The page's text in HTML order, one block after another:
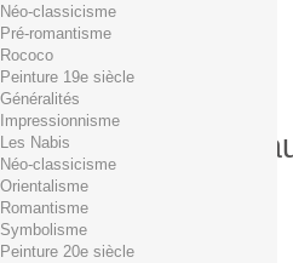
0,01€ dès 29€ d'achat
0,00 € Total
Commander
Produit ajouté
succès
Quantité
Total
Néo-classicisme
Pré-romantisme
Rococo
Peinture 19e siècle
Généralités
Impressionnisme
Les Nabis
Néo-classicisme
Orientalisme
Romantisme
Symbolisme
Peinture 20e siècle